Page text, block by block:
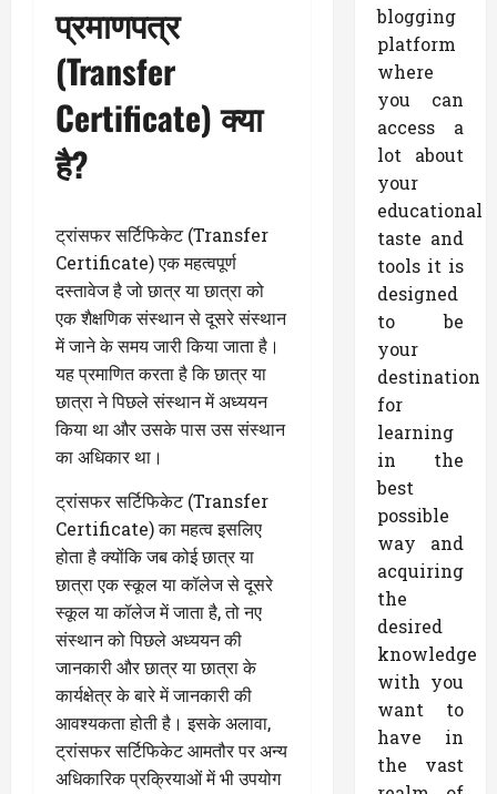
प्रमाणपत्र
(Transfer
Certificate) क्या
है?
ट्रांसफर सर्टिफिकेट (Transfer
Certificate) एक महत्वपूर्ण
दस्तावेज है जो छात्र या छात्रा को
एक शैक्षणिक संस्थान से दूसरे संस्थान
में जाने के समय जारी किया जाता है।
यह प्रमाणित करता है कि छात्र या
छात्रा ने पिछले संस्थान में अध्ययन
किया था और उसके पास उस संस्थान
का अधिकार था।
ट्रांसफर सर्टिफिकेट (Transfer
Certificate) का महत्व इसलिए
होता है क्योंकि जब कोई छात्र या
छात्रा एक स्कूल या कॉलेज से दूसरे
स्कूल या कॉलेज में जाता है, तो नए
संस्थान को पिछले अध्ययन की
जानकारी और छात्र या छात्रा के
कार्यक्षेत्र के बारे में जानकारी की
आवश्यकता होती है। इसके अलावा,
ट्रांसफर सर्टिफिकेट आमतौर पर अन्य
अधिकारिक प्रक्रियाओं में भी उपयोग
blogging
platform
where
you can
access a
lot about
your
educational
taste and
tools it is
designed
to be
your
destination
for
learning
in the
best
possible
way and
acquiring
the
desired
knowledge
with you
want to
have in
the vast